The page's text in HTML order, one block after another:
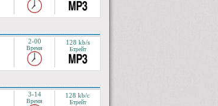
2-00
Время
128 kb/s
Бтрейт
3-14
Время
128 kb/c
Бтрейт